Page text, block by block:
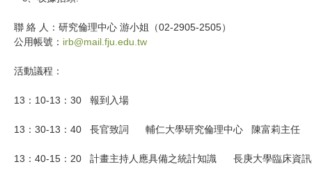
聯 絡 人：研究倫理中心 游小姐（02-2905-2505）
公用帳號： irb@mail.fju.edu.tw
活動議程：
13：10-13：30 報到入場
13：30-13：40 長官致詞 輔仁大學研究倫理中心 陳富莉主任
13：40-15：20 計畫主持人應具備之統計知識 長庚大學臨床資